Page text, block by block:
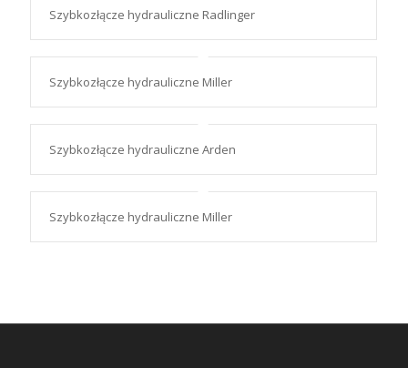
Szybkozłącze hydrauliczne Radlinger
Szybkozłącze hydrauliczne Miller
Szybkozłącze hydrauliczne Arden
Szybkozłącze hydrauliczne Miller